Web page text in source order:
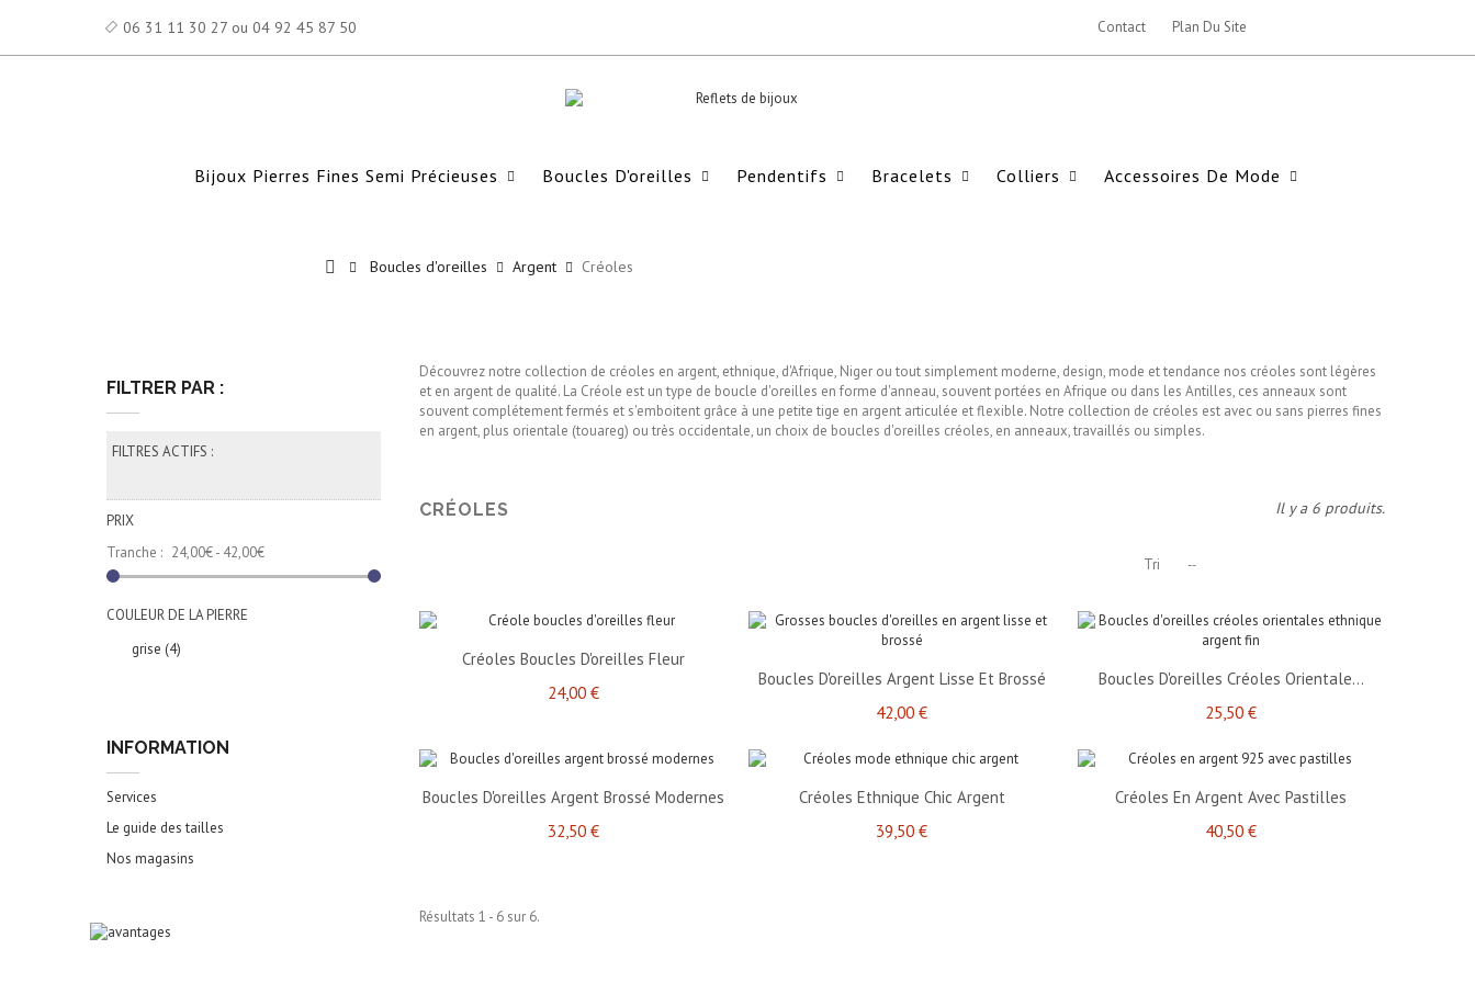
06 31 11 30 27 ou 04 92 45 87 50 Contact Plan Du Site
Bijoux Pierres Fines Semi Précieuses Boucles D'oreilles Pendentifs Bracelets Colliers Accessoires De Mode
Boucles d'oreilles Argent Créoles
FILTRER PAR :
FILTRES ACTIFS :
PRIX
Tranche : 24,00€ - 42,00€
COULEUR DE LA PIERRE
grise (4)
INFORMATION
Services
Le guide des tailles
Nos magasins
Découvrez notre collection de créoles en argent, ethnique, d'Afrique, Niger ou tout simplement moderne, design, mode et tendance nos créoles sont légères
et en argent de qualité. La Créole est un type de boucle d'oreilles en forme d'anneau, souvent portées en Afrique ou dans les Antilles, ces anneaux sont
souvent complétement fermés et s'emboitent grâce à une petite tige en argent articulée et flexible. Notre collection de créoles est avec ou sans pierres fines
en argent, plus orientale (touareg) ou très occidentale, un choix de boucles d'oreilles créoles, en anneaux, travaillés ou simples.
CRÉOLES Il y a 6 produits.
Tri --
Créoles Boucles D'oreilles Fleur
24,00 €
Boucles D'oreilles Argent Lisse Et Brossé
42,00 €
Boucles D'oreilles Créoles Orientale...
25,50 €
Boucles D'oreilles Argent Brossé Modernes
32,50 €
Créoles Ethnique Chic Argent
39,50 €
Créoles En Argent Avec Pastilles
40,50 €
Résultats 1 - 6 sur 6.